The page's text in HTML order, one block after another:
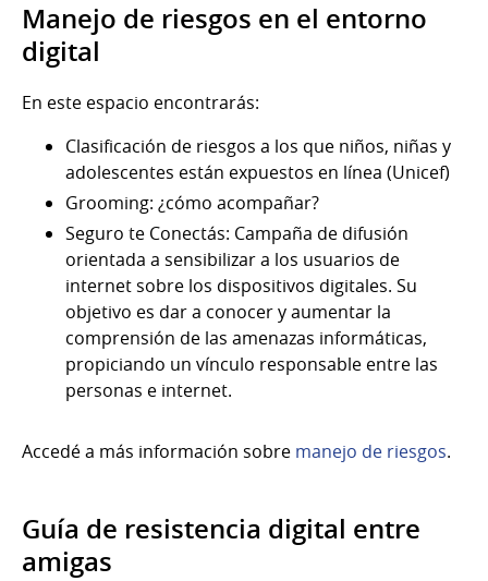
Manejo de riesgos en el entorno
digital
En este espacio encontrarás:
Clasificación de riesgos a los que niños, niñas y
adolescentes están expuestos en línea (Unicef)
Grooming: ¿cómo acompañar?
Seguro te Conectás: Campaña de difusión
orientada a sensibilizar a los usuarios de
internet sobre los dispositivos digitales. Su
objetivo es dar a conocer y aumentar la
comprensión de las amenazas informáticas,
propiciando un vínculo responsable entre las
personas e internet.
Accedé a más información sobre manejo de riesgos.
Guía de resistencia digital entre
amigas